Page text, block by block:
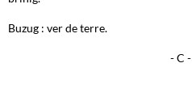
Buzug : ver de terre.
- C -